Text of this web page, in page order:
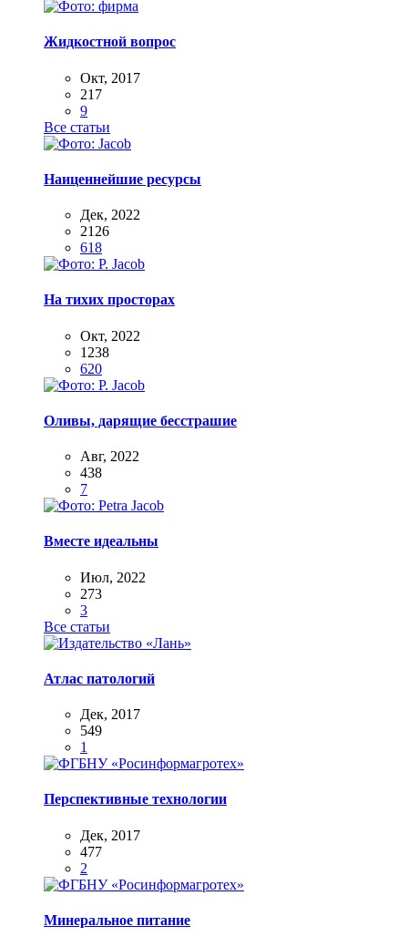
Жидкостной вопрос
Окт, 2017
217
9
Все статьи
Наиценнейшие ресурсы
Дек, 2022
2126
618
На тихих просторах
Окт, 2022
1238
620
Оливы, дарящие бесстрашие
Авг, 2022
438
7
Вместе идеальны
Июл, 2022
273
3
Все статьи
Атлас патологий
Дек, 2017
549
1
Перспективные технологии
Дек, 2017
477
2
Минеральное питание